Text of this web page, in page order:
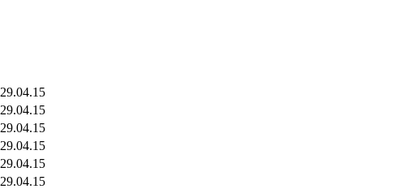
29.04.15
29.04.15
29.04.15
29.04.15
29.04.15
29.04.15